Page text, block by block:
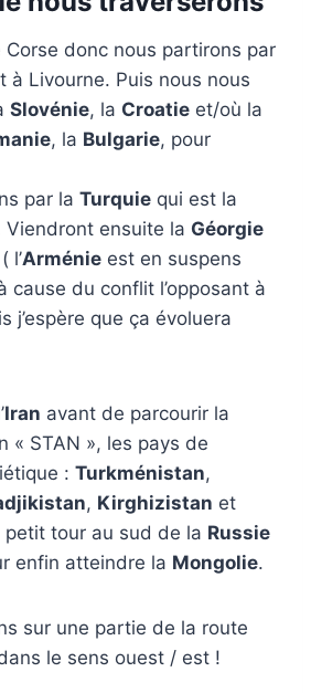
donc nous partirons par
à Livourne. Puis nous nous
Slovénie, la Croatie et/où la
, la Bulgarie, pour
par la Turquie qui est la
Viendront ensuite la Géorgie
( l’Arménie est en suspens
cause du conflit l’opposant à
j’espère que ça évoluera
Iran avant de parcourir la
« STAN », les pays de
: Turkménistan,
, Kirghizistan et
petit tour au sud de la Russie
enfin atteindre la Mongolie.
sur une partie de la route
le sens ouest / est !